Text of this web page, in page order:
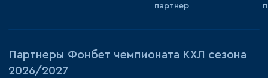
партнер
Партнеры Фонбет чемпионата КХЛ сезона
2026/2027